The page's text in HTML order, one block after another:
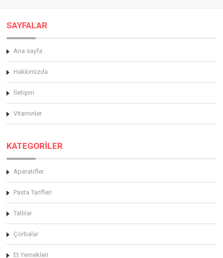
SAYFALAR
Ana sayfa
Hakkimizda
İletişim
Vitaminler
KATEGORİLER
Aperatifler
Pasta Tarifleri
Tatlılar
Çorbalar
Et Yemekleri